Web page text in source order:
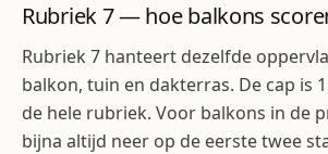
Rubriek 7 — hoe balkons
Rubriek 7 hanteert dezelfde
balkon, tuin en dakterras. De cap is
de hele rubriek. Voor balkons in de
bijna altijd neer op de eerste twee